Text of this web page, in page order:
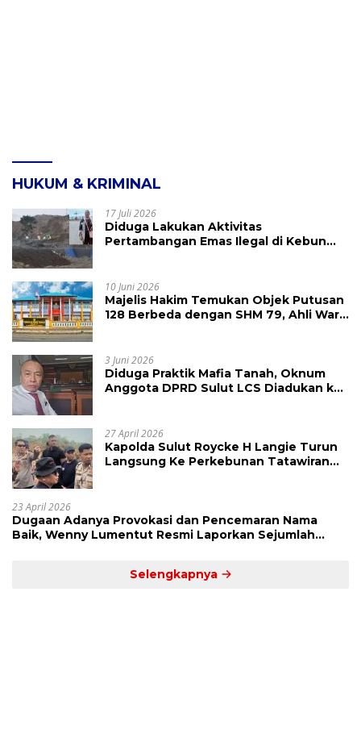
HUKUM & KRIMINAL
17 Juli 2026
Diduga Lakukan Aktivitas
Pertambangan Emas Ilegal di Kebun
10 Juni 2026
Majelis Hakim Temukan Objek Putusan
128 Berbeda dengan SHM 79, Ahli Waris
3 Juni 2026
Diduga Praktik Mafia Tanah, Oknum
Anggota DPRD Sulut LCS Diadukan ke
27 April 2026
Kapolda Sulut Roycke H Langie Turun
Langsung Ke Perkebunan Tatawiran
23 April 2026
Dugaan Adanya Provokasi dan Pencemaran Nama
Baik, Wenny Lumentut Resmi Laporkan Sejumlah
Selengkapnya